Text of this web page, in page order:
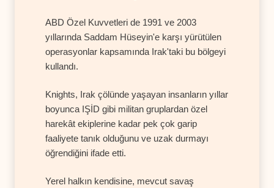
ABD Özel Kuvvetleri de 1991 ve 2003
yıllarında Saddam Hüseyin'e karşı yürütülen
operasyonlar kapsamında Irak'taki bu bölgeyi
kullandı.
Knights, Irak çölünde yaşayan insanların yıllar
boyunca IŞİD gibi militan gruplardan özel
harekât ekiplerine kadar pek çok garip
faaliyete tanık olduğunu ve uzak durmayı
öğrendiğini ifade etti.
Yerel halkın kendisine, mevcut savaş